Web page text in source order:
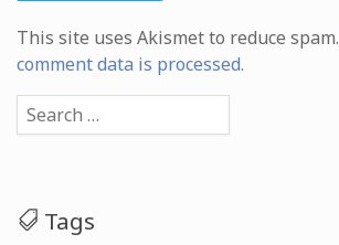
This site uses Akismet to reduce spam.
comment data is processed.
for:
Tags